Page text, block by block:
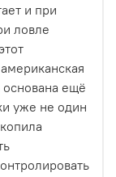
и при
ловле
ещё
уже не один